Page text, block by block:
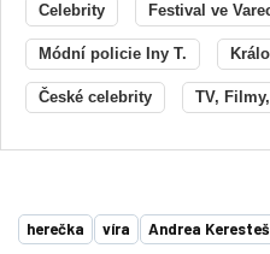
Celebrity Festival ve
Módní policie Iny T.
České celebrity TV,
herečka víra Andrea